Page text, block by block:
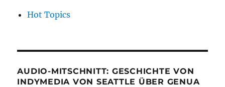
Hot Topics
AUDIO-MITSCHNITT: GESCHICHTE VON
INDYMEDIA VON SEATTLE ÜBER GENUA